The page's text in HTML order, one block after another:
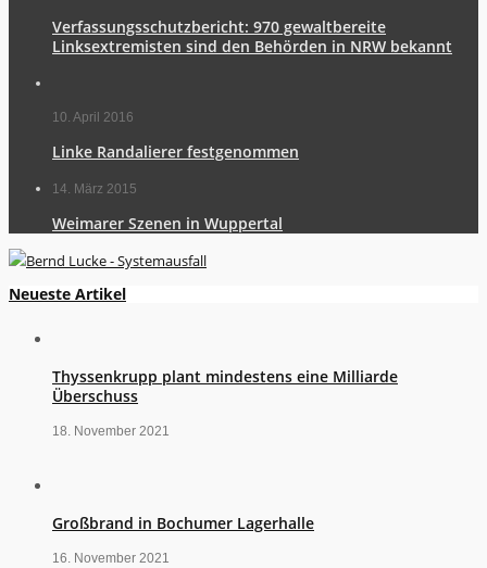
Verfassungsschutzbericht: 970 gewaltbereite
Linksextremisten sind den Behörden in NRW bekannt
10. April 2016
Linke Randalierer festgenommen
14. März 2015
Weimarer Szenen in Wuppertal
Neueste Artikel
Thyssenkrupp plant mindestens eine Milliarde
Überschuss
18. November 2021
Großbrand in Bochumer Lagerhalle
16. November 2021